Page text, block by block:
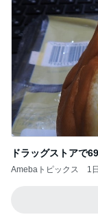
ドラッグストアで
Amebaトピックス 1